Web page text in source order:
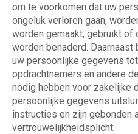
om te voorkomen dat uw
ongeluk verloren gaan,
worden gemaakt, gebruikt
worden benaderd.
uw persoonlijke gegevens
opdrachtnemers en andere
nodig hebben voor zakelijke
persoonlijke gegevens
instructies en zijn gebonden
vertrouwelijkheidsplicht.